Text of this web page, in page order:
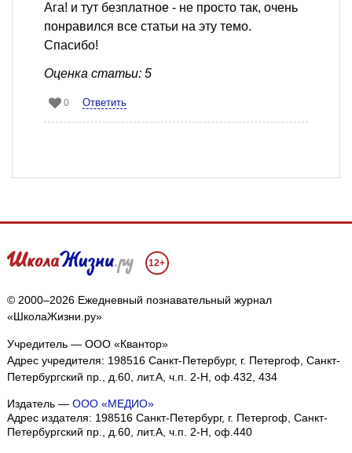
Ага! и тут безплатное - не просто так, очень
понравился все статьи на эту темо.
Спасибо!
Оценка статьи: 5
0 Ответить
12+
© 2000–2026 Ежедневный познавательный журнал
«ШколаЖизни.ру»
Учредитель — ООО «Квантор»
Адрес учредителя: 198516 Санкт-Петербург, г. Петергоф, Санкт-
Петербургский пр., д.60, лит.А, ч.п. 2-Н, оф.432, 434
Издатель — ООО «МЕДИО»
Адрес издателя: 198516 Санкт-Петербург, г. Петергоф, Санкт-
Петербургский пр., д.60, лит.А, ч.п. 2-Н, оф.440